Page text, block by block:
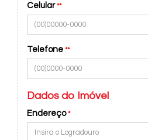
Celular **
Telefone **
Dados do Imóvel
Endereço *